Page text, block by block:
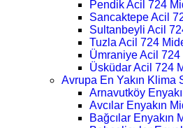
Pendik Acil 724
Sancaktepe Acil
Sultanbeyli Acil
Tuzla Acil 724
Ümraniye Acil
Üsküdar Acil 724
Avrupa En Yakın Klima
Arnavutköy
Avcılar Enyakın
Bağcılar Enyakın